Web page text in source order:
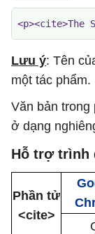
<p><cite>The
Lưu ý: Tên
một tác phẩm.
Văn bản trong
ở dạng
Hỗ trợ trình
Phần tử
<cite>